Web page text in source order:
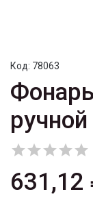
Код: 78063

631,12